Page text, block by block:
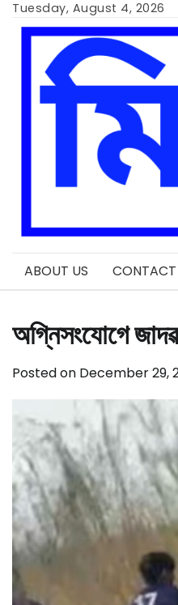
SkipTuesday, August 4, 2026
ABOUT US CONTACT
অগ্নিসংযোগে
Posted on December 29,